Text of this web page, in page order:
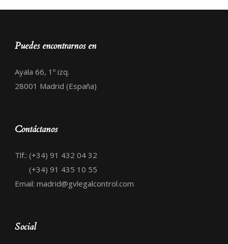
Puedes encontrarnos en
Ayala 66, 1º izq.
28001 Madrid (España)
Contáctanos
Tlf.: (+34) 91 432 04 32
(+34) 91 435 10 55
Email: madrid@gvlegalcontrol.com
Social